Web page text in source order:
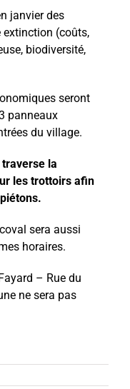
janvier des
extinction (coûts,
biodiversité,
seront
panneaux
du village.
la
les trottoirs afin
sera aussi
horaires.
– Rue du
ne sera pas